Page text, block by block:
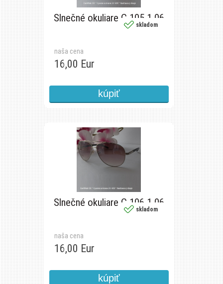
Slnečné okuliare C 105 1 06
naša cena
16,00 Eur
skladom
Slnečné okuliare C 106 1 06
naša cena
16,00 Eur
skladom